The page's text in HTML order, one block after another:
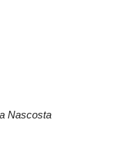
Nascosta